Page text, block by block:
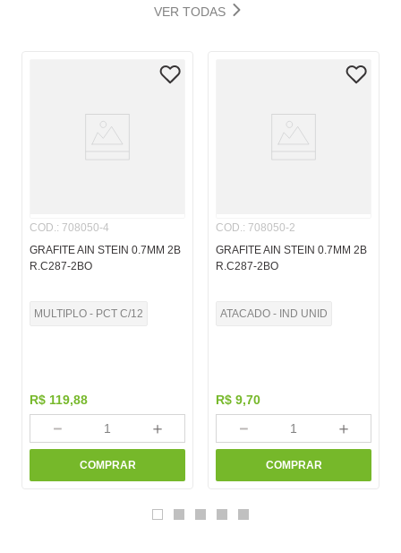
VER TODAS
COD.: 708050-4
GRAFITE AIN STEIN 0.7MM 2B
R.C287-2BO
MULTIPLO - PCT C/12
R$ 119,88
＋
－
COMPRAR
COD.: 708050-2
GRAFITE AIN STEIN 0.7MM 2B
R.C287-2BO
ATACADO - IND UNID
R$ 9,70
＋
－
COMPRAR